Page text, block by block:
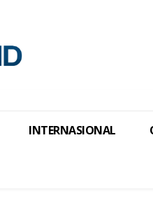
INTERNASIONAL